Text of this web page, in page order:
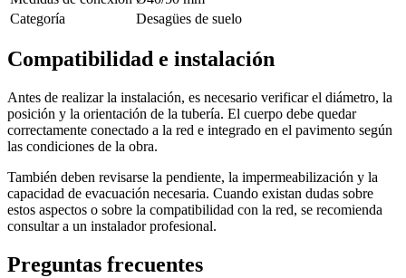
Categoría
Desagües de suelo
Compatibilidad e instalación
Antes de realizar la instalación, es necesario verificar el diámetro, la
posición y la orientación de la tubería. El cuerpo debe quedar
correctamente conectado a la red e integrado en el pavimento según
las condiciones de la obra.
También deben revisarse la pendiente, la impermeabilización y la
capacidad de evacuación necesaria. Cuando existan dudas sobre
estos aspectos o sobre la compatibilidad con la red, se recomienda
consultar a un instalador profesional.
Preguntas frecuentes